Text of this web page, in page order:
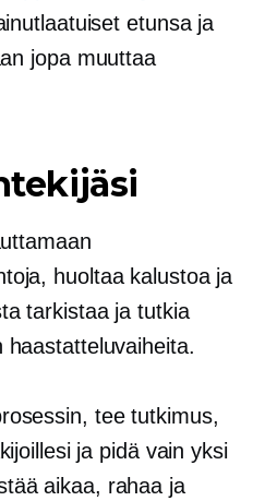
etunsa ja
jopa muuttaa
huoltaa kalustoa ja
tarkistaa ja tutkia
haastatteluvaiheita.
tee tutkimus,
ja pidä vain yksi
aikaa, rahaa ja